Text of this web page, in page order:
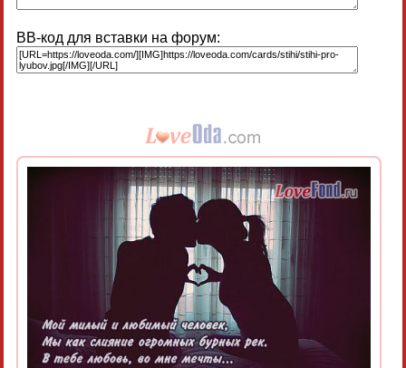
BB-код для вставки на форум: